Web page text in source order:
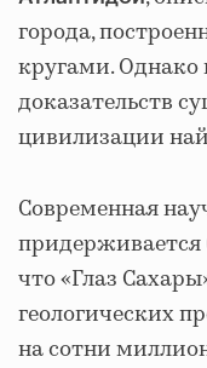
города,
кругами. Однако
доказательств
цивилизации
Современная
придерживается
что «Глаз
геологических
на сотни